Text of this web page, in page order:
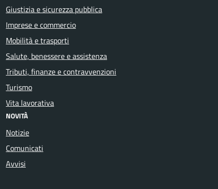
Giustizia e sicurezza pubblica
Imprese e commercio
Mobilità e trasporti
Salute, benessere e assistenza
Tributi, finanze e contravvenzioni
Turismo
Vita lavorativa
NOVITÀ
Notizie
Comunicati
Avvisi